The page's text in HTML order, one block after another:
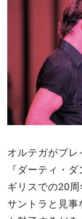
オルテガがブレ
『ダーティ・
ギリスでの20
サントラと見事